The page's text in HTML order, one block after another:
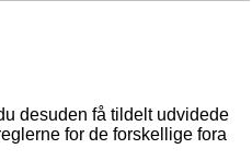
desuden få tildelt udvidede
for de forskellige fora